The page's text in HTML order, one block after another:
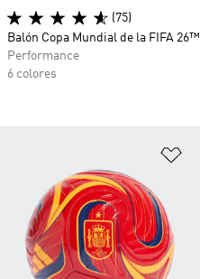
(75)
Balón Copa Mundial de la FIFA
Performance
6 colores